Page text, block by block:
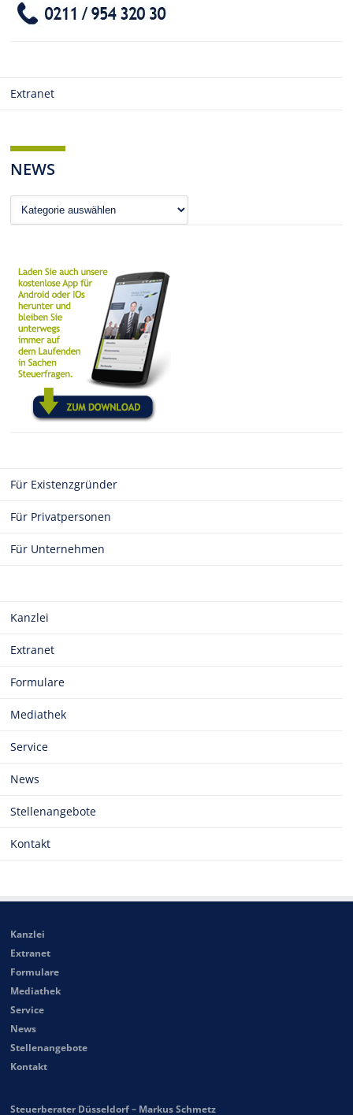
Extranet
NEWS
News
Für Existenzgründer
Für Privatpersonen
Für Unternehmen
Kanzlei
Extranet
Formulare
Mediathek
Service
News
Stellenangebote
Kontakt
Kanzlei
Extranet
Formulare
Mediathek
Service
News
Stellenangebote
Kontakt
Steuerberater Düsseldorf – Markus Schmetz